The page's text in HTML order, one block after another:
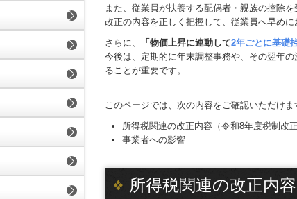
また、従業員が扶養する配偶者・親族の控除
改正の内容を正しく把握して、従業員へ早めに
さらに、
「物価上昇に連動して2年ごとに基礎
今後は、定期的に年末調整事務や、その翌年
ることが重要です。
このページでは、次の内容をご確認いただけま
所得税関連の改正内容（令和8年度税制改正
事業者への影響
所得税関連の改正内